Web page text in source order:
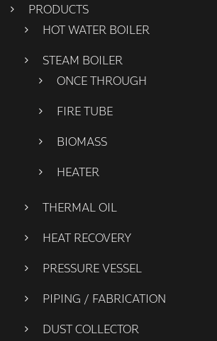
PRODUCTS
HOT WATER BOILER
STEAM BOILER
ONCE THROUGH
FIRE TUBE
BIOMASS
HEATER
THERMAL OIL
HEAT RECOVERY
PRESSURE VESSEL
PIPING / FABRICATION
DUST COLLECTOR